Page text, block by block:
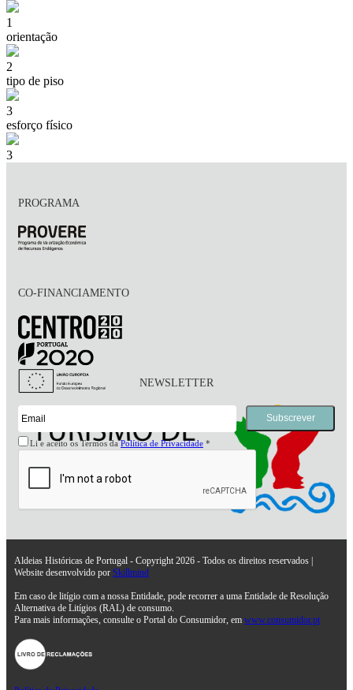
1
orientação
2
tipo de piso
3
esforço físico
3
PROGRAMA
CO-FINANCIAMENTO
NEWSLETTER
Li e aceito os Termos daPolítica de Privacidade *
Aldeias Históricas de Portugal - Copyright 2026 - Todos os direitos reservados |
Website desenvolvido por Skillmind
Em caso de litígio com a nossa Entidade, pode recorrer a uma Entidade de Resolução
Alternativa de Litígios (RAL) de consumo.
Para mais informações, consulte o Portal do Consumidor, em www.consumidor.pt